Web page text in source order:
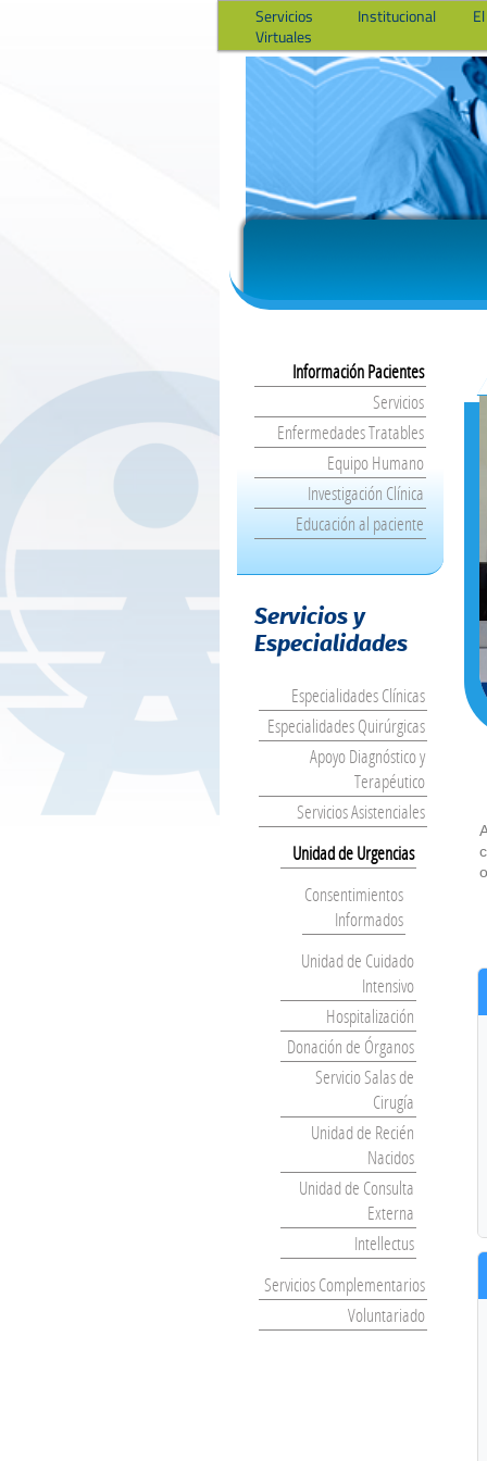
Institucional
Servicios
Virtuales
Información Pacientes
Servicios
Enfermedades Tratables
Equipo Humano
Investigación Clínica
Educación al paciente
Servicios y
Especialidades
Especialidades Clínicas
Especialidades Quirúrgicas
Apoyo Diagnóstico y
Terapéutico
Servicios Asistenciales
Unidad de Urgencias
Consentimientos
Informados
Unidad de Cuidado
Intensivo
Hospitalización
Donación de Órganos
Servicio Salas de
Cirugía
Unidad de Recién
Nacidos
Unidad de Consulta
Externa
Intellectus
Servicios Complementarios
Voluntariado